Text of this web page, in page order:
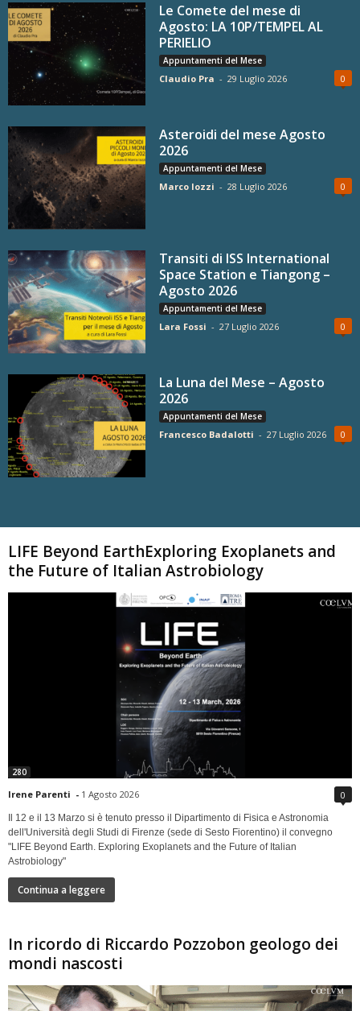
Le Comete del mese di
Agosto: LA 10P/TEMPEL AL
PERIELIO
Appuntamenti del Mese
Claudio Pra - 29 Luglio 2026 0
Asteroidi del mese Agosto
2026
Appuntamenti del Mese
Marco Iozzi - 28 Luglio 2026 0
Transiti di ISS International
Space Station e Tiangong –
Agosto 2026
Appuntamenti del Mese
Lara Fossi - 27 Luglio 2026 0
La Luna del Mese – Agosto
2026
Appuntamenti del Mese
Francesco Badalotti - 27 Luglio 2026 0
LIFE Beyond EarthExploring Exoplanets and
the Future of Italian Astrobiology
280
Irene Parenti - 1 Agosto 2026 0
Il 12 e il 13 Marzo si è tenuto presso il Dipartimento di Fisica e Astronomia
dell'Università degli Studi di Firenze (sede di Sesto Fiorentino) il convegno
"LIFE Beyond Earth. Exploring Exoplanets and the Future of Italian
Astrobiology"
Continua a leggere
In ricordo di Riccardo Pozzobon geologo dei
mondi nascosti